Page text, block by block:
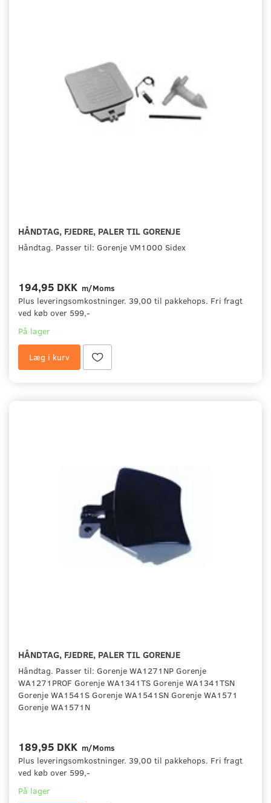
HÅNDTAG, FJEDRE, PALER TIL GORENJE
Håndtag. Passer til: Gorenje VM1000 Sidex
194,95 DKK m/Moms
Plus leveringsomkostninger. 39,00 til pakkehops. Fri fragt
ved køb over 599,-
På lager
Læg i kurv
HÅNDTAG, FJEDRE, PALER TIL GORENJE
Håndtag. Passer til: Gorenje WA1271NP Gorenje
WA1271PROF Gorenje WA1341TS Gorenje WA1341TSN
Gorenje WA1541S Gorenje WA1541SN Gorenje WA1571
Gorenje WA1571N
189,95 DKK m/Moms
Plus leveringsomkostninger. 39,00 til pakkehops. Fri fragt
ved køb over 599,-
På lager